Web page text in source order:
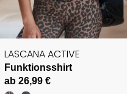
LASCANA ACTIVE
Funktionsshirt
ab 26,99 €